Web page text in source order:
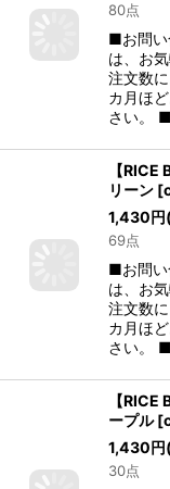
80点
■お問い
は、お
注文数
カ月ほ
さい。
【
リーン [
1,430円
69点
■お問い
は、お
注文数
カ月ほ
さい。
【
ープル [
1,430円
30点